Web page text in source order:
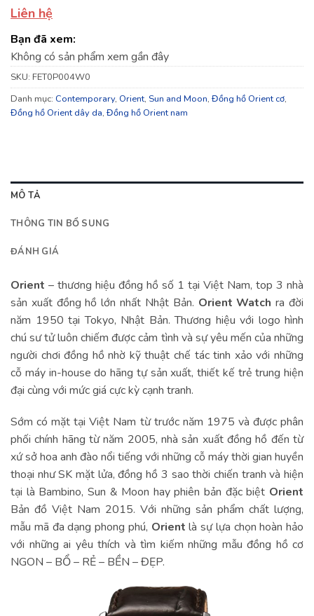
Liên hệ
Bạn đã xem:
Không có sản phẩm xem gần đây
SKU: FET0P004W0
Danh mục: Contemporary, Orient, Sun and Moon, Đồng hồ Orient cơ,
Đồng hồ Orient dây da, Đồng hồ Orient nam
MÔ TẢ
THÔNG TIN BỔ SUNG
ĐÁNH GIÁ
Orient – thương hiệu đồng hồ số 1 tại Việt Nam, top 3 nhà
sản xuất đồng hồ lớn nhất Nhật Bản. Orient Watch ra đời
năm 1950 tại Tokyo, Nhật Bản. Thương hiệu với logo hình
chú sư tử luôn chiếm được cảm tình và sự yêu mến của những
người chơi đồng hồ nhờ kỹ thuật chế tác tinh xảo với những
cỗ máy in-house do hãng tự sản xuất, thiết kế trẻ trung hiện
đại cùng với mức giá cực kỳ cạnh tranh.
Sớm có mặt tại Việt Nam từ trước năm 1975 và được phân
phối chính hãng từ năm 2005, nhà sản xuất đồng hồ đến từ
xứ sở hoa anh đào nổi tiếng với những cỗ máy thời gian huyền
thoại như SK mặt lửa, đồng hồ 3 sao thời chiến tranh và hiện
tại là Bambino, Sun & Moon hay phiên bản đặc biệt Orient
Bản đồ Việt Nam 2015. Với những sản phẩm chất lượng,
mẫu mã đa dạng phong phú, Orient là sự lựa chọn hoàn hảo
với những ai yêu thích và tìm kiếm những mẫu đồng hồ cơ
NGON – BỔ – RẺ – BỀN – ĐẸP.